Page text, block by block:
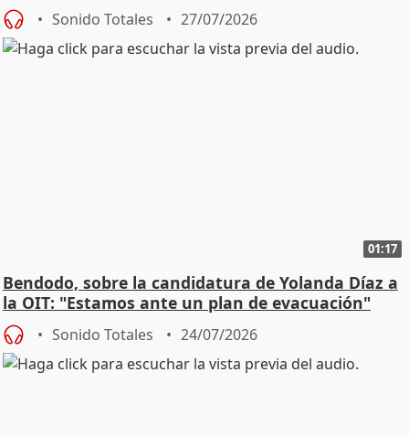
Sonido Totales 27/07/2026
01:17
Bendodo, sobre la candidatura de Yolanda Díaz a
la OIT: "Estamos ante un plan de evacuación"
Sonido Totales 24/07/2026